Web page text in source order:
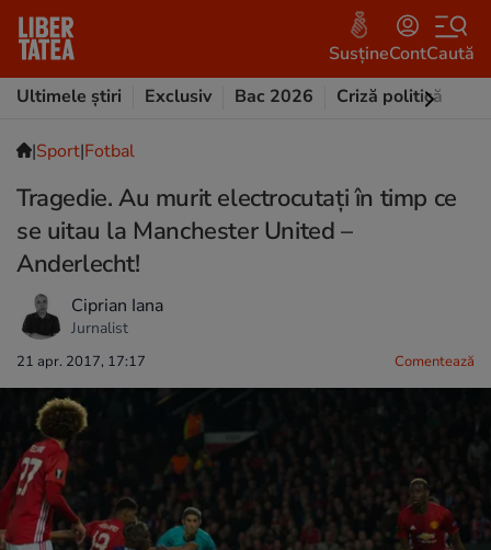
SusțineContCaută
Ultimele știri
Exclusiv Bac 2026 Criză politică
|Sport|Fotbal
Tragedie. Au murit electrocutaţi în timp ce
se uitau la Manchester United –
Anderlecht!
Ciprian Iana
Jurnalist
21 apr. 2017, 17:17 Comentează